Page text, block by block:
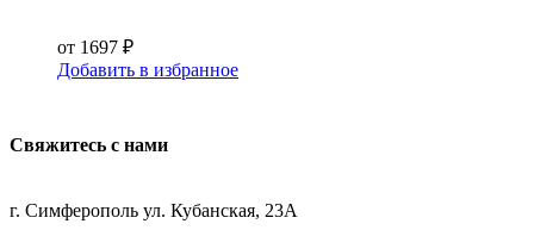
от 1697 ₽
Добавить в избранное
Свяжитесь с нами
г. Симферополь ул. Кубанская, 23А